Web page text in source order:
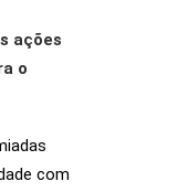
ações
o
com